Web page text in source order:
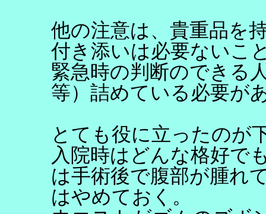
他の注意は、貴重品を
付き添いは必要ないこ
緊急時の判断のできる
等）詰めている必要が
とても役に立ったのが
入院時はどんな格好で
は手術後で腹部が腫れ
はやめておく。